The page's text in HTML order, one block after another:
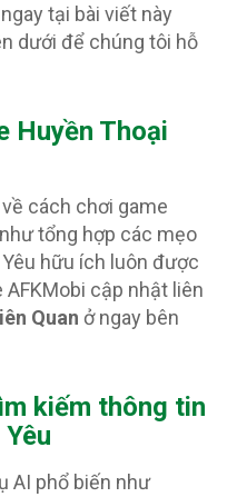
tại bài viết này
dưới để chúng tôi hỗ
Huyền Thoại
cách chơi game
tổng hợp các mẹo
hữu ích luôn được
cập nhật liên
Quan ở ngay bên
kiếm thông tin
AI phổ biến như